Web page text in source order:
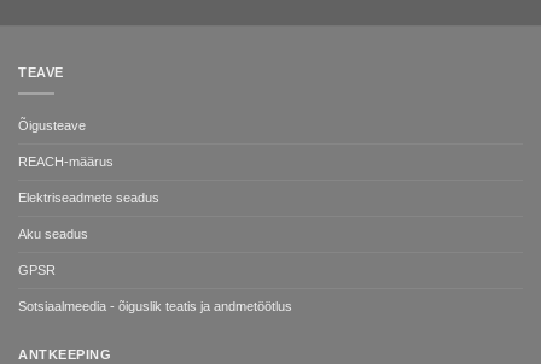
TEAVE
Õigusteave
REACH-määrus
Elektriseadmete seadus
Aku seadus
GPSR
Sotsiaalmeedia - õiguslik teatis ja andmetöötlus
ANTKEEPING